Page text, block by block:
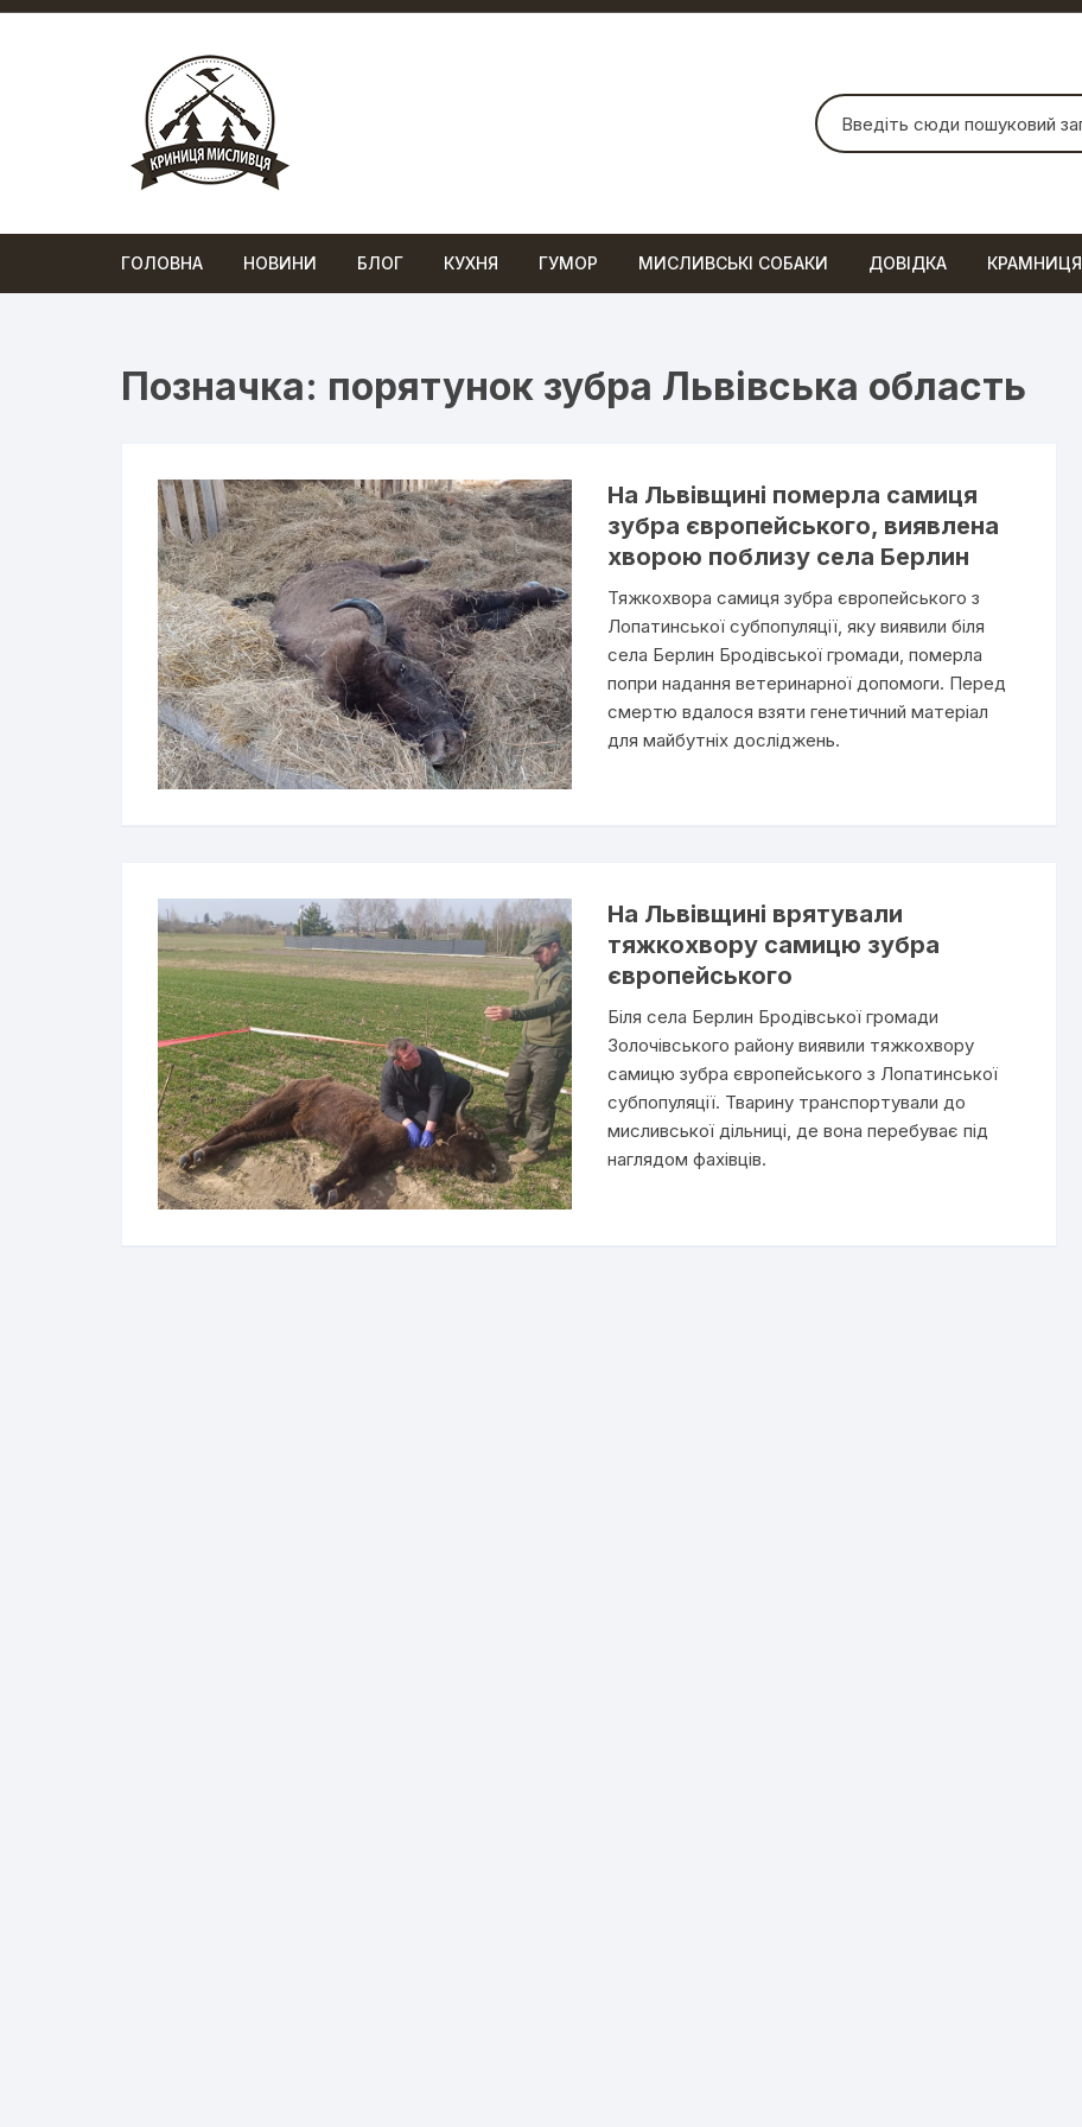
Перейти
Шукати:
ГОЛОВНА НОВИНИ БЛОГ КУХНЯ ГУМОР МИСЛИВСЬКІ СОБАКИ ДОВІДКА КРАМНИЦЯ
Позначка: порятунок зубра Львівська область
На Львівщині померла самиця
зубра європейського, виявлена
хворою поблизу села Берлин
Тяжкохвора самиця зубра європейського з
Лопатинської субпопуляції, яку виявили біля
села Берлин Бродівської громади, померла
попри надання ветеринарної допомоги. Перед
смертю вдалося взяти генетичний матеріал
для майбутніх досліджень.
На Львівщині врятували
тяжкохвору самицю зубра
європейського
Біля села Берлин Бродівської громади
Золочівського району виявили тяжкохвору
самицю зубра європейського з Лопатинської
субпопуляції. Тварину транспортували до
мисливської дільниці, де вона перебуває під
наглядом фахівців.